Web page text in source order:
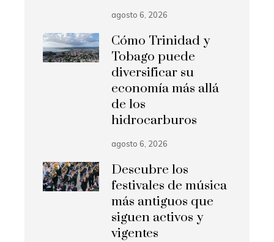
agosto 6, 2026
Cómo Trinidad y
Tobago puede
diversificar su
economía más allá
de los
hidrocarburos
agosto 6, 2026
Descubre los
festivales de música
más antiguos que
siguen activos y
vigentes